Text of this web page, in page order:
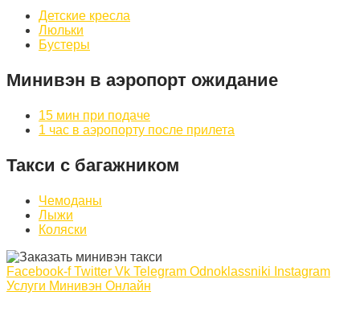
Детские кресла
Люльки
Бустеры
Минивэн в аэропорт ожидание
15 мин при подаче
1 час в аэропорту после прилета
Такси с багажником
Чемоданы
Лыжи
Коляски
Facebook-f Twitter Vk Telegram Odnoklassniki Instagram
Услуги Минивэн Онлайн